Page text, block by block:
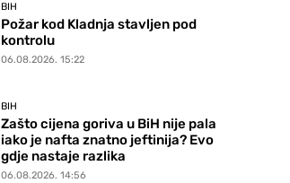
BIH
Požar kod Kladnja stavljen pod
kontrolu
06.08.2026. 15:22
BIH
Zašto cijena goriva u BiH nije pala
iako je nafta znatno jeftinija? Evo
gdje nastaje razlika
06.08.2026. 14:56